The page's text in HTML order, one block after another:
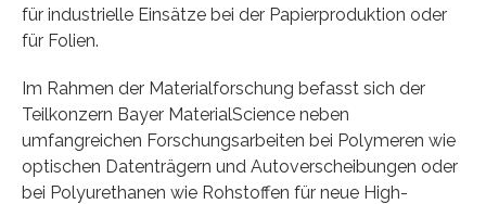
für industrielle Einsätze bei der Papierproduktion oder
für Folien.
Im Rahmen der Materialforschung befasst sich der
Teilkonzern Bayer MaterialScience neben
umfangreichen Forschungsarbeiten bei Polymeren wie
optischen Datenträgern und Autoverscheibungen oder
bei Polyurethanen wie Rohstoffen für neue High-